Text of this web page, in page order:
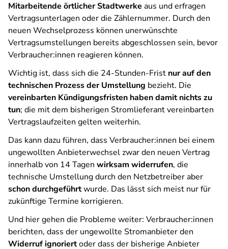
Mitarbeitende örtlicher Stadtwerke aus und erfragen
Vertragsunterlagen oder die Zählernummer. Durch den
neuen Wechselprozess können unerwünschte
Vertragsumstellungen bereits abgeschlossen sein, bevor
Verbraucher:innen reagieren können.
Wichtig ist, dass sich die 24-Stunden-Frist nur auf den
technischen Prozess der Umstellung bezieht. Die
vereinbarten Kündigungsfristen haben damit nichts zu
tun; die mit dem bisherigen Stromlieferant vereinbarten
Vertragslaufzeiten gelten weiterhin.
Das kann dazu führen, dass Verbraucher:innen bei einem
ungewollten Anbieterwechsel zwar den neuen Vertrag
innerhalb von 14 Tagen wirksam widerrufen, die
technische Umstellung durch den Netzbetreiber aber
schon durchgeführtwurde. Das lässt sich meist nur für
zukünftige Termine korrigieren.
Und hier gehen die Probleme weiter: Verbraucher:innen
berichten, dass der ungewollte Stromanbieter den
Widerruf ignoriertoder dass der bisherige Anbieter